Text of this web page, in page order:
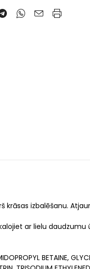
krāsas izbalēšanu.
ar lielu daudzumu
BETAINE,